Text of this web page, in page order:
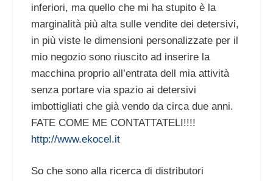
inferiori, ma quello che mi ha stupito è la
marginalità più alta sulle vendite dei detersivi,
in più viste le dimensioni personalizzate per il
mio negozio sono riuscito ad inserire la
macchina proprio all’entrata dell mia attività
senza portare via spazio ai detersivi
imbottigliati che già vendo da circa due anni.
FATE COME ME CONTATTATELI!!!!
http://www.ekocel.it
So che sono alla ricerca di distributori